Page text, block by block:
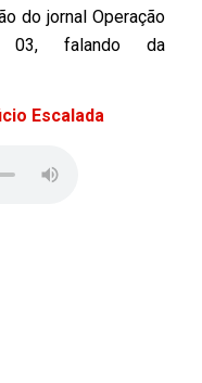
do jornal Operação
03, falando da
Escalada